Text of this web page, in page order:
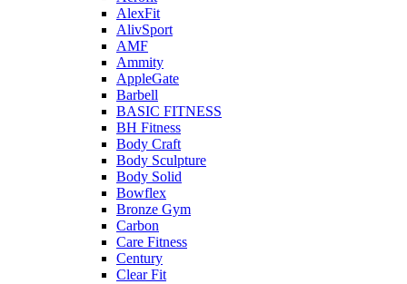
AlexFit
AlivSport
AMF
Ammity
AppleGate
Barbell
BASIC FITNESS
BH Fitness
Body Craft
Body Sculpture
Body Solid
Bowflex
Bronze Gym
Carbon
Care Fitness
Century
Clear Fit